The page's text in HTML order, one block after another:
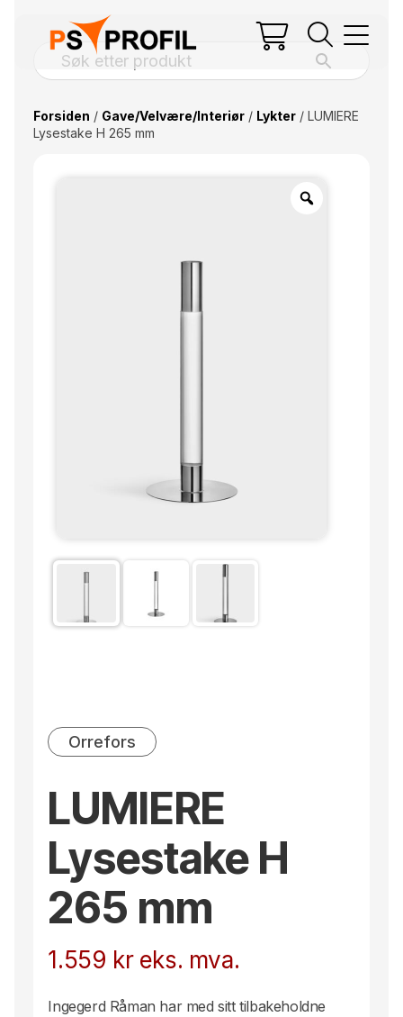
Forsiden / Gave/Velvære/Interiør/ Lykter/ LUMIERE
Lysestake H 265 mm
Orrefors
LUMIERE
Lysestake H
265 mm
1.559 kr eks. mva.
Ingegerd Råman har med sitt tilbakeholdne